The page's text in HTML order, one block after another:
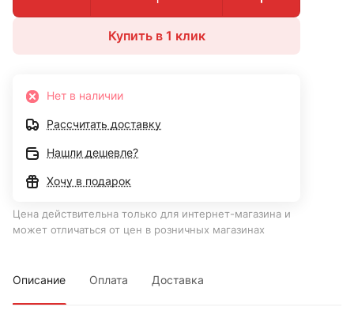
Купить в 1 клик
Нет в наличии
Рассчитать доставку
Нашли дешевле?
Хочу в подарок
Цена действительна только для интернет-магазина и
может отличаться от цен в розничных магазинах
Описание Оплата Доставка